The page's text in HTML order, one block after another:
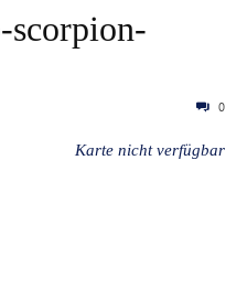
0
Karte nicht verfügbar